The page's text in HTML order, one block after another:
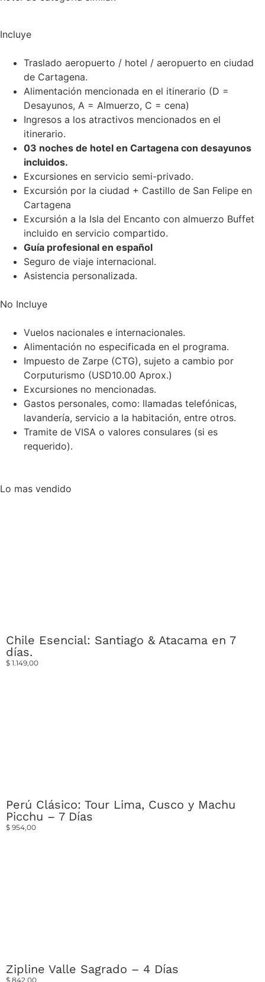
Incluye
Traslado aeropuerto / hotel / aeropuerto en ciudad
de Cartagena.
Alimentación mencionada en el itinerario (D =
Desayunos, A = Almuerzo, C = cena)
Ingresos a los atractivos mencionados en el
itinerario.
03 noches de hotel en Cartagena con desayunos
incluidos.
Excursiones en servicio semi-privado.
Excursión por la ciudad + Castillo de San Felipe en
Cartagena
Excursión a la Isla del Encanto con almuerzo Buffet
incluido en servicio compartido.
Guía profesional en español
Seguro de viaje internacional.
Asistencia personalizada.
No Incluye
Vuelos nacionales e internacionales.
Alimentación no especificada en el programa.
Impuesto de Zarpe (CTG), sujeto a cambio por
Corputurismo (USD10.00 Aprox.)
Excursiones no mencionadas.
Gastos personales, como: llamadas telefónicas,
lavandería, servicio a la habitación, entre otros.
Tramite de VISA o valores consulares (si es
requerido).
Lo mas vendido
Chile Esencial: Santiago & Atacama en 7
días.
$ 1.149,00
Perú Clásico: Tour Lima, Cusco y Machu
Picchu – 7 Días
$ 954,00
Zipline Valle Sagrado – 4 Días
$ 842,00